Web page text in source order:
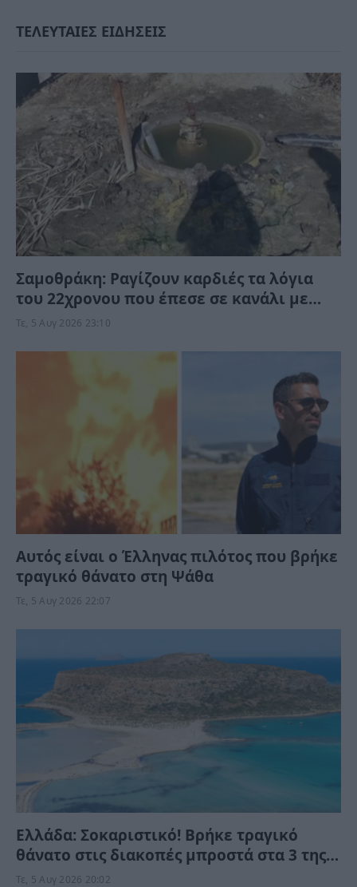
ΤΕΛΕΥΤΑΙΕΣ ΕΙΔΗΣΕΙΣ
Σαμοθράκη: Ραγίζουν καρδιές τα λόγια
του 22χρονου που έπεσε σε κανάλι με
καυτό νερό – “Μαμά νόμιζες…”
Τε, 5 Αυγ 2026 23:10
Αυτός είναι ο Έλληνας πιλότος που βρήκε
τραγικό θάνατο στη Ψάθα
Τε, 5 Αυγ 2026 22:07
Ελλάδα: Σοκαριστικό! Βρήκε τραγικό
θάνατο στις διακοπές μπροστά στα 3 της
παιδιά
Τε, 5 Αυγ 2026 20:02